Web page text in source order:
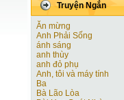
Truyện Ngắn
Ăn mừng
Anh Phải Sống
ánh sáng
anh thùy
anh đỏ phụ
Anh, tôi và máy tính
Ba
Bà Lão Lòa